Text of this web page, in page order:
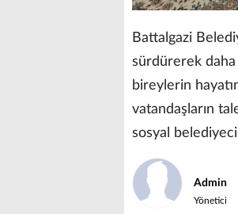
Battalgazi
sürdürerek daha
bireylerin
vatandaşların
sosyal
Admin
Yönetici